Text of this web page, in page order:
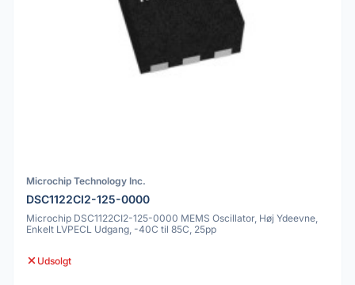
Microchip Technology Inc.
DSC1122CI2-125-0000
Microchip DSC1122CI2-125-0000 MEMS Oscillator, Høj Ydeevne,
Enkelt LVPECL Udgang, -40C til 85C, 25pp
Udsolgt